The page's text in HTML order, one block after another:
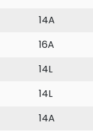
14A
16A
14L
14L
14A